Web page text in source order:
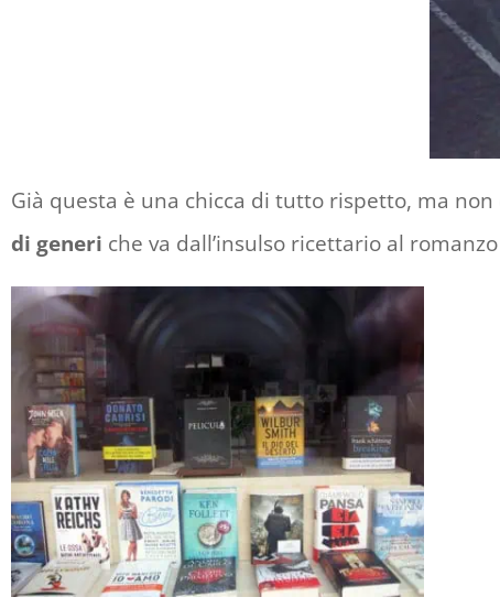
Già questa è una chicca di tutto rispetto, ma
di generi che va dall’insulso ricettario al